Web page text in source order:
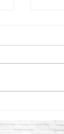
en el